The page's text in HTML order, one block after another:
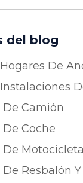
del blog
De
Camión
Coche
Motocicleta
Resbalón Y